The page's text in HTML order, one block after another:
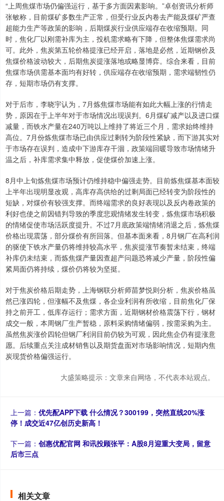
“上周焦煤市场仍偏强运行，基于多方面因素影响。”卓创资讯分析师
张敏称，目前煤矿多数生产正常，但受行业反内卷去产能及煤矿严查
超能力生产等政策的影响，后期煤炭行业供应端存在收缩预期。同
时，焦化厂以刚需补库为主，投机需求略有下降，但整体焦煤需求尚
可。此外，焦炭第五轮价格提涨已经开启，落地是必然，近期钢价及
焦煤价格波动较大，后期焦炭提涨落地或略显博弈。综合来看，目前
焦煤市场供需基本面均有好转，供应端存在收缩预期，需求端韧性仍
存，短期市场仍有支撑。
对于后市，李晓宇认为，7月炼焦煤市场能有如此大幅上涨的行情走
势，原因在于上半年对于市场情况出现误判。6月煤矿减产以及进口煤
减量，而铁水产量在240万吨以上维持了将近三个月，需求始终维持
高位。7月份炼焦煤市场已由供应过剩转为阶段性紧缺，而下游其实对
于市场存在误判，造成中下游库存干涸，政策端回暖导致市场情绪升
温之后，补库需求集中释放，促使煤价加速上涨。
8月中上旬炼焦煤市场预计仍维持稳中偏强走势。目前炼焦煤基本面较
上半年出现明显改观，高库存高供给的过剩局面已经转变为阶段性的
短缺，对煤价有较强支撑。而终端需求的良好表现以及反内卷政策的
利好也使之前因错判导致的季度悲观情绪发生转变，炼焦煤市场积极
的情绪促使市场活跃度提升。不过7月底政策端情绪消退之后，炼焦煤
价格出现震荡，部分煤价有所回落。但基本面来看，8月钢厂在高利润
的驱使下铁水产量仍将维持较高水平，焦炭提涨节奏暂未结束，终端
补库仍未结束，而炼焦煤产量因查超产问题恐将减少产量，阶段性偏
紧局面仍将持续，煤价仍将较为坚挺。
对于焦炭价格后期走势，上海钢联分析师苗梦悦则分析，焦炭价格虽
然已涨四轮，但涨幅不及焦煤，各企业利润有所收缩，目前焦化厂保
持之前开工，低库存运行；需求方面，近期钢材价格震荡下行，钢材
成交一般，本周钢厂生产暂稳，原料采购情绪偏弱，按需采购为主。
虽然焦炭涨价四轮但钢厂利润目前仍较为可观，因此焦企仍有提涨意
愿。后续重点关注成材销售以及期货盘面对市场影响情况，短期内焦
炭现货价格偏强运行。
大盛策略提示：文章来自网络，不代表本站观点。
上一篇： 优先配APP下载 什么情况？300199，突然直线20%涨
停！成交近47亿创历史新高！
下一篇： 创惠优配官网 和讯投顾张平：A股8月迎重大变局，留意
后市三点
相关文章